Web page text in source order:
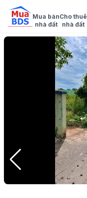
Mua bán
nhà đất
Cho thuê
nhà đất